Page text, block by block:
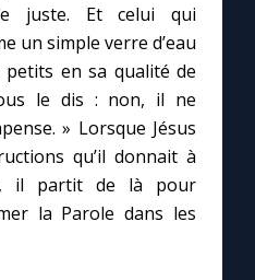
juste. Et celui qui
un simple verre d’eau
petits en sa qualité de
le dis : non, il ne
» Lorsque Jésus
qu’il donnait à
il partit de là pour
la Parole dans les